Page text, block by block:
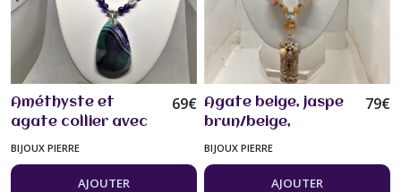
Améthyste et
agate collier avec
superbe pendentif
violet/vert réglable
46/51 cm Bijou
69€
BIJOUX PIERRE
AJOUTER
Agate beige, jaspe
brun/beige,
pendentif jaspe
collier 50 cm Bijou
79€
BIJOUX PIERRE
AJOUTER